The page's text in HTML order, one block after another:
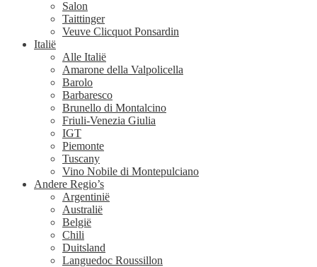
Salon
Taittinger
Veuve Clicquot Ponsardin
Italië
Alle Italië
Amarone della Valpolicella
Barolo
Barbaresco
Brunello di Montalcino
Friuli-Venezia Giulia
IGT
Piemonte
Tuscany
Vino Nobile di Montepulciano
Andere Regio’s
Argentinië
Australië
België
Chili
Duitsland
Languedoc Roussillon